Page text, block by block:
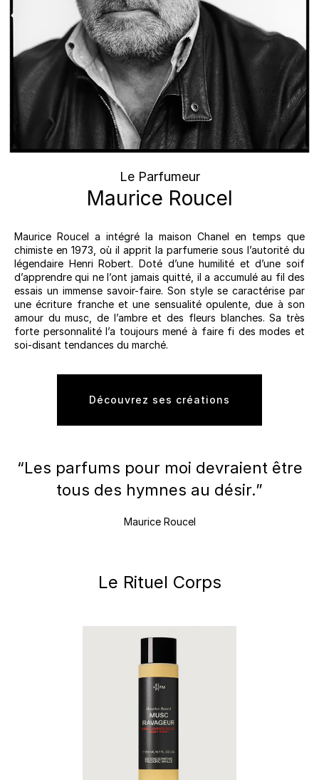
Le Parfumeur
Maurice Roucel
Maurice Roucel a intégré la maison Chanel en temps que
chimiste en 1973, où il apprit la parfumerie sous l’autorité du
légendaire Henri Robert. Doté d’une humilité et d’une soif
d’apprendre qui ne l’ont jamais quitté, il a accumulé au fil des
essais un immense savoir-faire. Son style se caractérise par
une écriture franche et une sensualité opulente, due à son
amour du musc, de l’ambre et des fleurs blanches. Sa très
forte personnalité l’a toujours mené à faire fi des modes et
soi-disant tendances du marché.
Découvrez ses créations
“Les parfums pour moi devraient être
tous des hymnes au désir.”
Maurice Roucel
Le Rituel Corps